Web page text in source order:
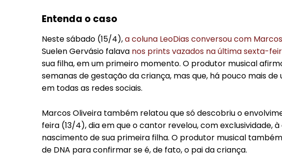
Entenda o caso
Neste sábado (15/4),a coluna LeoDias conversou com
Suelen Gervásio falava nos prints vazados na última sexta-
sua filha, em um primeiro momento. O produtor musical
semanas de gestação da criança, mas que, há pouco mais
em todas as redes sociais.
Marcos Oliveira também relatou que só descobriu o
feira (13/4), dia em que o cantor revelou, com exclusividade,
nascimento de sua primeira filha. O produtor musical
de DNA para confirmar se é, de fato, o pai da criança.